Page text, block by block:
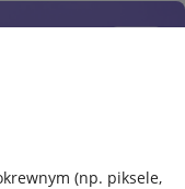
(np. piksele,